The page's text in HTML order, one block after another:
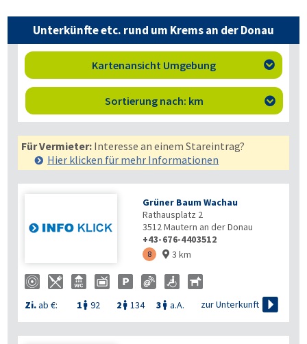
Unterkünfte etc. rund um Krems an der Donau
Kartenansicht Umgebung 
Sortierung nach: km 
Für Vermieter: Interesse an einem Stareintrag?
Hier klicken für mehr Informationen
Grüner Baum Wachau
Rathausplatz 2
3512Mautern an der Donau
+43-676-4403512
8  3 km
Zi.ab €: 1  92 2  134 3  a.A. zur Unterkunft 